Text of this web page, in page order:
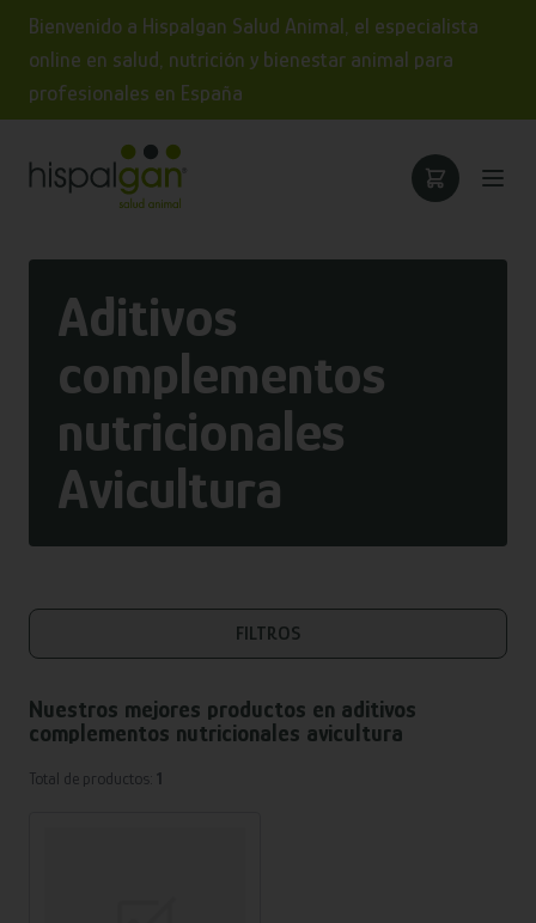
Bienvenido a Hispalgan Salud Animal, el especialista
online en salud, nutrición y bienestar animal para
profesionales en España
Aditivos
complementos
nutricionales
Avicultura
FILTROS
Nuestros mejores productos en aditivos
complementos nutricionales avicultura
Total de productos: 1